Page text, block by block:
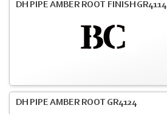
DH PIPE AMBER ROOT FINISH GR4114
DH PIPE AMBER ROOT GR4124